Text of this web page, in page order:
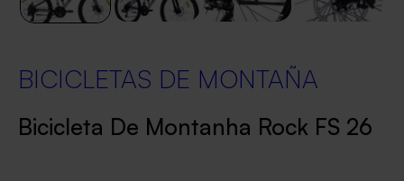
BICICLETAS DE MONTAÑA
Bicicleta De Montanha Rock FS 26